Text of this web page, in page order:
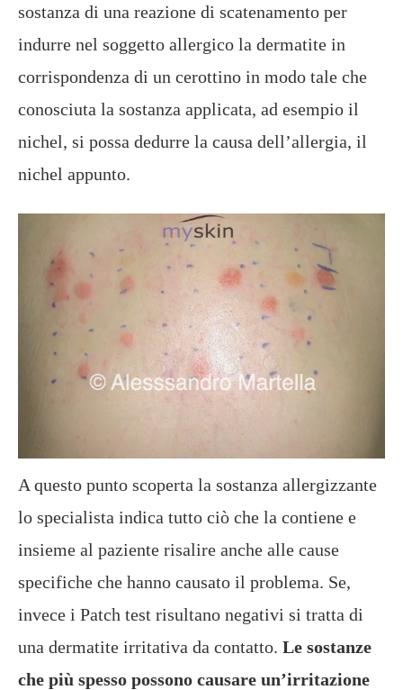
sostanza di una reazione di scatenamento per
indurre nel soggetto allergico la dermatite in
corrispondenza di un cerottino in modo tale che
conosciuta la sostanza applicata, ad esempio il
nichel, si possa dedurre la causa dell’allergia, il
nichel appunto.
A questo punto scoperta la sostanza allergizzante
lo specialista indica tutto ciò che la contiene e
insieme al paziente risalire anche alle cause
specifiche che hanno causato il problema. Se,
invece i Patch test risultano negativi si tratta di
una dermatite irritativa da contatto. Le sostanze
che più spesso possono causare un’irritazione